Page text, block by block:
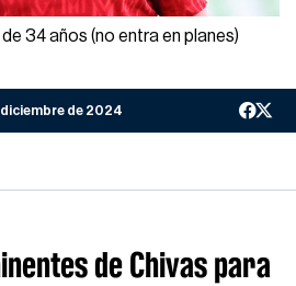
34 años (no entra en planes)
diciembre de 2024
de Chivas para